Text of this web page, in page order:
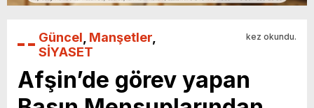
Güncel Manşetler
SİYASET
kez okundu.
Afşin’de görev yapan